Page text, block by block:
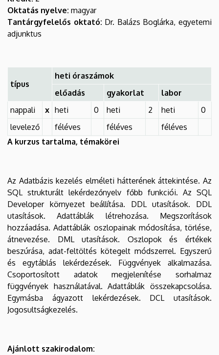
Oktatás nyelve: magyar
Tantárgyfelelős oktató: Dr. Balázs Boglárka, egyetemi
adjunktus
típus
heti óraszámok
előadás
gyakorlat
labor
nappali
x heti 0 heti 2 heti
0
levelező
féléves féléves
féléves
A kurzus tartalma, témakörei
Az Adatbázis kezelés elméleti hátterének áttekintése. Az
SQL strukturált lekérdezőnyelv főbb funkciói. Az SQL
Developer környezet beállítása. DDL utasítások. DDL
utasítások. Adattáblák létrehozása. Megszorítások
hozzáadása. Adattáblák oszlopainak módosítása, törlése,
átnevezése. DML utasítások. Oszlopok és értékek
beszúrása, adat-feltöltés kötegelt módszerrel. Egyszerű
és egytáblás lekérdezések. Függvények alkalmazása.
Csoportosított adatok megjelenítése sorhalmaz
függvények használatával. Adattáblák összekapcsolása.
Egymásba ágyazott lekérdezések. DCL utasítások.
Jogosultságkezelés.
Ajánlott szakirodalom: